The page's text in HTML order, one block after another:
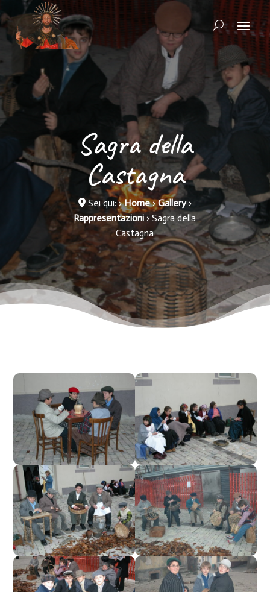
Sagra della
Castagna
Sei qui:› Home › Gallery ›
Rappresentazioni › Sagra della
Castagna